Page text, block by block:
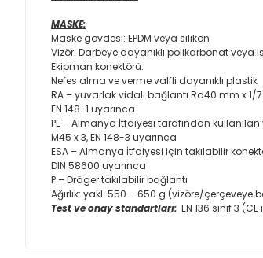
MASKE:
Maske gövdesi: EPDM veya silikon
Vizör: Darbeye dayanıklı polikarbonat veya
Ekipman konektörü:
Nefes alma ve verme valfli dayanıklı plastik
RA – yuvarlak vidalı bağlantı Rd40 mm x 1/
EN 148-1 uyarınca
PE – Almanya İtfaiyesi tarafından kullanılan
M45 x 3, EN 148-3 uyarınca
ESA – Almanya İtfaiyesi için takılabilir
DIN 58600 uyarınca
P – Dräger takılabilir bağlantı
Ağırlık: yakl. 550 – 650 g (vizöre/çerçeveye
Test ve onay standartları: EN 136 sınıf 3